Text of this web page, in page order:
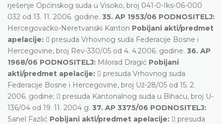
rješenje Općinskog suda u Visoko, broj 041-0-Iks-06-000
032 od 13. 11. 2006. godine. 35. AP 1953/06 PODNOSITELJ:
Hercegovačko-Neretvanski Kanton Pobijani akti/predmet
apelacije:  presuda Vrhovnog suda Federacije Bosne i
Hercegovine, broj Rev-330/05 od 4. 4.2006. godine. 36. AP
1968/06 PODNOSITELJ: Milorad Dragić Pobijani
akti/predmet apelacije:  presuda Vrhovnog suda
Federacije Bosne i Hercegovine, broj Už-28/05 od 15. 2.
2006. godine;  presuda Kantonalnog suda u Bihaću, broj U-
136/04 od 19. 11. 2004 g. 37. AP 3375/06 PODNOSITELJ:
Sanel Fazlić Pobijani akti/predmet apelacije:  presuda